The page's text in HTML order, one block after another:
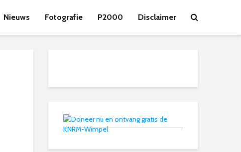
Nieuws Fotografie P2000 Disclaimer